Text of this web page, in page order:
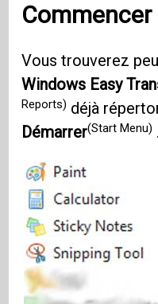
Commencer
Vous trouverez
Windows Easy
Reports) déjà
Démarrer(Start Menu) .